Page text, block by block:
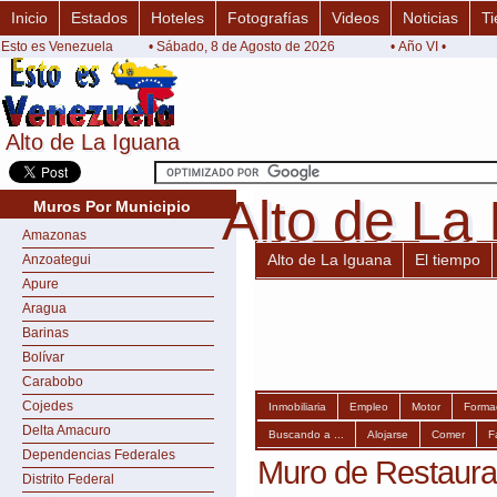
Alto de La Iguana
Alto de La Iguana
Inicio Estados Hoteles Fotografías Videos Noticias
Esto es Venezuela • Sábado, 8 de Agosto de 2026 • Año VI •
Muros Por Municipio
Amazonas
Anzoategui
Apure
Aragua
Barinas
Bolívar
Carabobo
Cojedes
Delta Amacuro
Dependencias Federales
Distrito Federal
Alto de La
Alto de La
Alto de La Iguana El tiempo
Inmobiliaria Empleo Motor
Buscando a ... Alojarse Comer
Muro de